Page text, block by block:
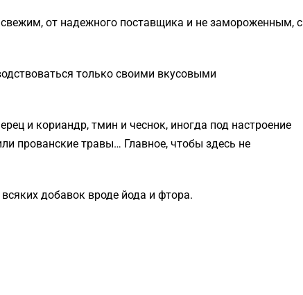
от надежного поставщика и не замороженным, с
только своими вкусовыми
и кориандр, тмин и чеснок, иногда под настроение
прованские травы… Главное, чтобы здесь не
добавок вроде йода и фтора.